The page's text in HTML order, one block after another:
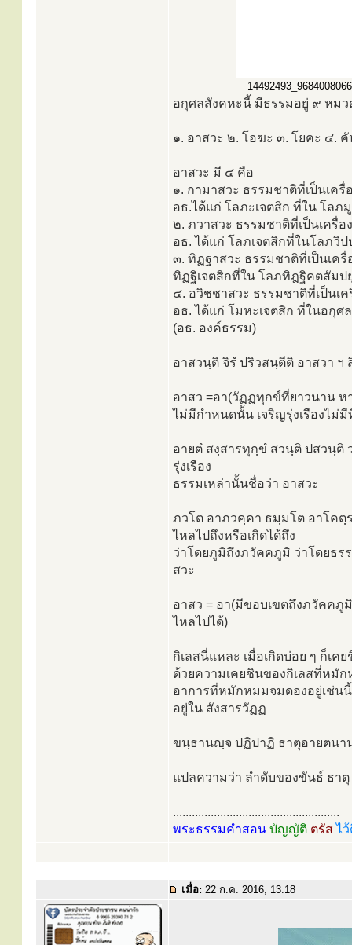
อกุศลสังคหะนี้ มีธรรมอยู่ ๙ หมว
๑. อาสวะ ๒. โอฆะ ๓. โยคะ ๔.
อาสวะ มี ๔ คือ
๑. กามาสวะ ธรรมชาติที่เป็นเค
อธ.ได้แก่ โลภะเจตสิก ที่ใน โลภ
๒. ภวาสวะ ธรรมชาติที่เป็นเครื่
อธ. ได้แก่ โลภเจตสิกที่ในโลภวิ
๓. ทิฏฐาสวะ ธรรมชาติที่เป็นเค
ทิฏฐิเจตสิกที่ใน โลภทิฎฐิคตสัมป
๔. อวิชชาสวะ ธรรมชาติที่เป็นเ
อธ. ได้แก่ โมหะเจตสิก ที่ในอกุศ
(อธ. องค์ธรรม)
อาสวนฺติ จิรํ ปริวสนฺตีติ อาสวา ฯ
อาสว =อา(วัฏฏทุกข์ที่ยาวนาน ห
ไม่มีกำหนดนั้น เจริญรุ่งเรืองไม่
อายตํ สงฺสารทุกฺขํ สวนฺติ ปสวนฺติ
รุ่งเรือง
ธรรมเหล่านั้นชื่อว่า อาสวะ
ภวโต อาภวคฺคา ธมฺมโต อาโคตฺ
ไหลไปถึงหรือเกิดได้ถึง
ว่าโดยภูมิถึงภวัคคภูมิ ว่าโดยธร
สวะ
อาสว = อา(มีขอบเขตถึงภวัคค
ไหลไปได้)
กิเลสนี่แหละ เมื่อเกิดบ่อย ๆ ก็เ
ด้วยความเคยชินของกิเลสที่หมั
อาการที่หมักหมมจมดองอยู่เช่นนี้
อยู่ใน สังสารวัฏฏ
ขนฺธานญฺจ ปฏิปาฏิ ธาตุอายตนา
แปลความว่า ลำดับของขันธ์ ธาตุ
.....................................................
พระธรรมคำสอน บัญญัติ ตรัสไ
เมื่อ: 22 ก.ค. 2016, 13:18